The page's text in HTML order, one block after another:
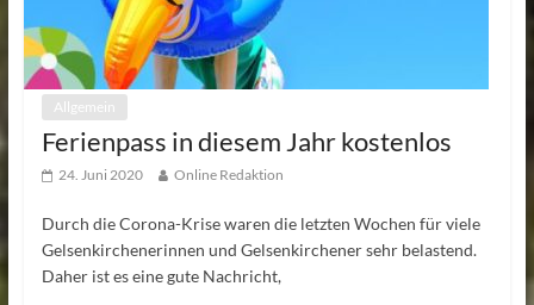
Allgemein
Ferienpass in diesem Jahr kostenlos
24. Juni 2020 Online Redaktion
Durch die Corona-Krise waren die letzten Wochen für viele
Gelsenkirchenerinnen und Gelsenkirchener sehr belastend.
Daher ist es eine gute Nachricht,